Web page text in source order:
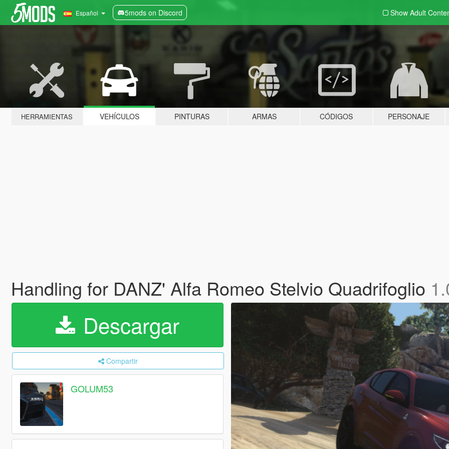
Español 5mods on Discord Show Adult
HERRAMIENTAS VEHÍCULOS PINTURAS ARMAS CÓDIGOS PERSONAJE
Handling for DANZ' Alfa Romeo Stelvio Quadrifoglio
Descargar
Compartir
GOLUM53